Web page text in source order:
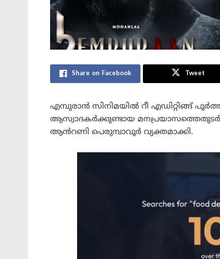
Share on Facebook Tweet
എമ്പുരാന്‍ സിനിമയില്‍ റീ എഡിറ്റിങ്ങ്
ആസ്വാദകർക്കുണ്ടായ
ആൻറണി പെരുമ്പാവൂർ വ്യക്തമാക്കി.